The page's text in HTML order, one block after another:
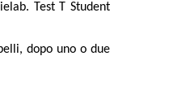
Test T Student
dopo uno o due